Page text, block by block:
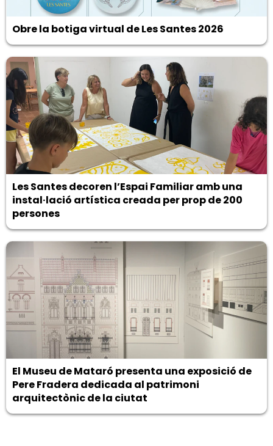
Obre la botiga virtual de Les Santes 2026
Les Santes decoren l’Espai Familiar amb una
instal·lació artística creada per prop de 200
persones
El Museu de Mataró presenta una exposició de
Pere Fradera dedicada al patrimoni
arquitectònic de la ciutat